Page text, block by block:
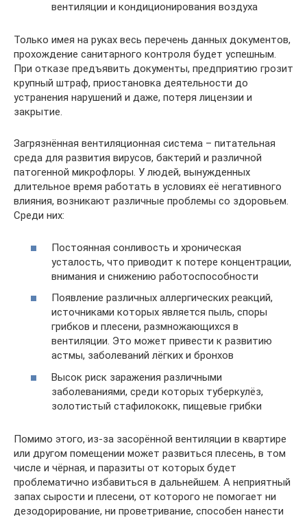
вентиляции и кондиционирования воздуха
Только имея на руках весь перечень данных документов,
прохождение санитарного контроля будет успешным.
При отказе предъявить документы, предприятию грозит
крупный штраф, приостановка деятельности до
устранения нарушений и даже, потеря лицензии и
закрытие.
Загрязнённая вентиляционная система – питательная
среда для развития вирусов, бактерий и различной
патогенной микрофлоры. У людей, вынужденных
длительное время работать в условиях её негативного
влияния, возникают различные проблемы со здоровьем.
Среди них:
Постоянная сонливость и хроническая
усталость, что приводит к потере концентрации,
внимания и снижению работоспособности
Появление различных аллергических реакций,
источниками которых является пыль, споры
грибков и плесени, размножающихся в
вентиляции. Это может привести к развитию
астмы, заболеваний лёгких и бронхов
Высок риск заражения различными
заболеваниями, среди которых туберкулёз,
золотистый стафилококк, пищевые грибки
Помимо этого, из-за засорённой вентиляции в квартире
или другом помещении может развиться плесень, в том
числе и чёрная, и паразиты от которых будет
проблематично избавиться в дальнейшем. А неприятный
запах сырости и плесени, от которого не помогает ни
дезодорирование, ни проветривание, способен нанести